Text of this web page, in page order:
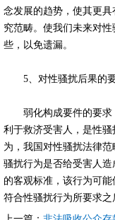
念发展的趋势，使其更
究范畴。使我们未来对
些，以免遗漏。
5、对性骚扰后果的要
弱化构成要件的要求
利于救济受害人，是性
为，我国对性骚扰法律
骚扰行为是否给受害人
的客观标准，该行为可
符合性骚扰行为所要求之